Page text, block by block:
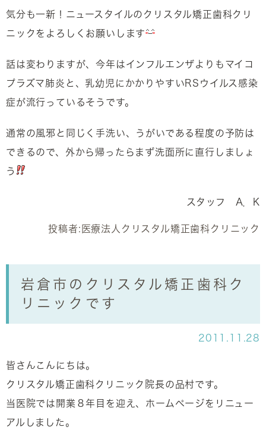
気分も一新！ニュースタイルのクリスタル矯正歯科クリ
ニックをよろしくお願いします
話は変わりますが、今年はインフルエンザよりもマイコ
プラズマ肺炎と、乳幼児にかかりやすいRSウイルス感染
症が流行っているそうです。
通常の風邪と同じく手洗い、うがいである程度の予防は
できるので、外から帰ったらまず洗面所に直行しましょ
う
スタッフ A．K
投稿者: 医療法人クリスタル矯正歯科クリニック
岩倉市のクリスタル矯正歯科ク
リニックです
2011.11.28
皆さんこんにちは。
クリスタル矯正歯科クリニック院長の品村です。
当医院では開業８年目を迎え、ホームページをリニュー
アルしました。